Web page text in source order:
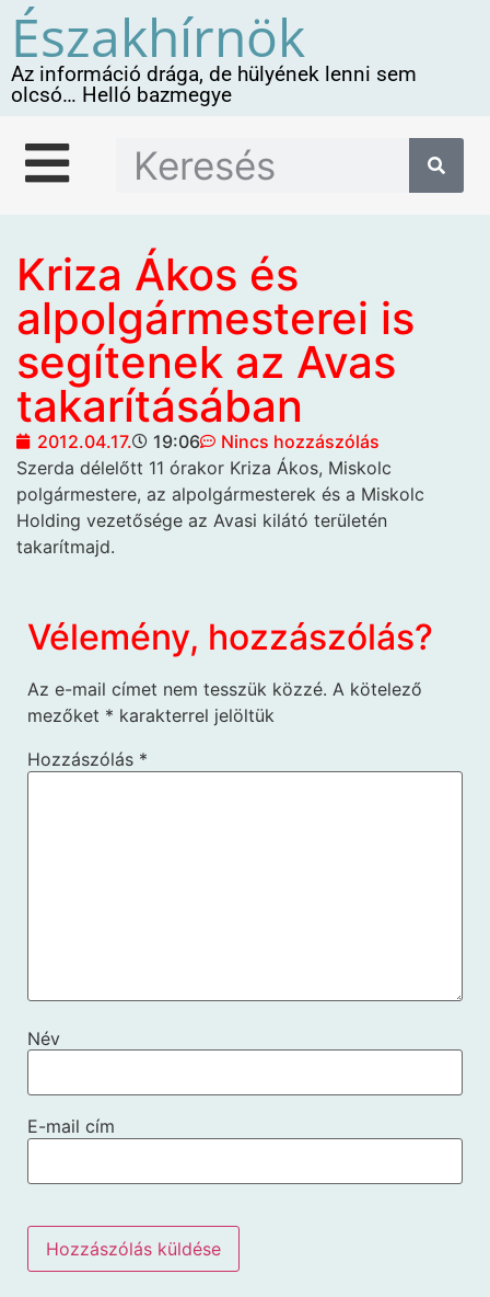
Északhírnök
Az információ drága, de hülyének lenni sem
olcsó… Helló bazmegye
Kriza Ákos és
alpolgármesterei is
segítenek az Avas
takarításában
2012.04.17. 19:06
Nincs hozzászólás
Szerda délelőtt 11 órakor Kriza Ákos, Miskolc
polgármestere, az alpolgármesterek és a Miskolc
Holding vezetősége az Avasi kilátó területén
takarítmajd.
Vélemény, hozzászólás?
Az e-mail címet nem tesszük közzé. A kötelező
mezőket * karakterrel jelöltük
Hozzászólás *
Név
E-mail cím